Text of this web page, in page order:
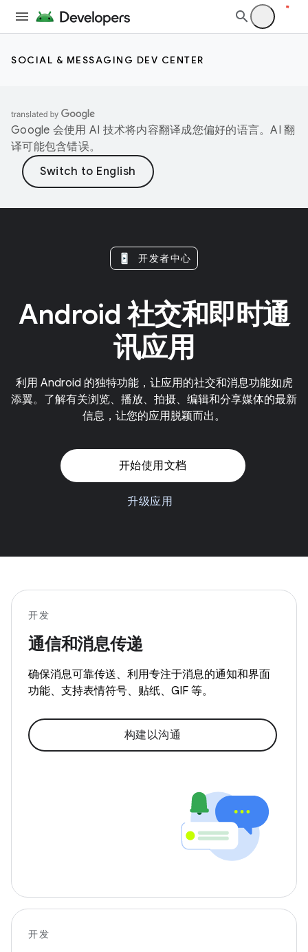
SOCIAL & MESSAGING DEV CENTER
Google 会使用 AI 技术将内容翻译成您偏好的语言。AI 翻
译可能包含错误。
开发者中心
Android 社交和即时通
讯应用
利用 Android 的独特功能，让应用的社交和消息功能如虎
添翼。了解有关浏览、播放、拍摄、编辑和分享媒体的最新
信息，让您的应用脱颖而出。
开始使用文档
升级应用
开发
通信和消息传递
确保消息可靠传送、利用专注于消息的通知和界面
功能、支持表情符号、贴纸、GIF 等。
构建以沟通
开发